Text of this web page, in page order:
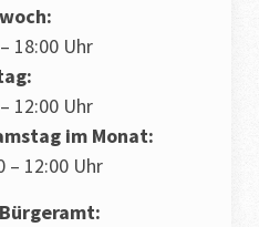
18:00 Uhr
12:00 Uhr
im Monat:
– 12:00 Uhr